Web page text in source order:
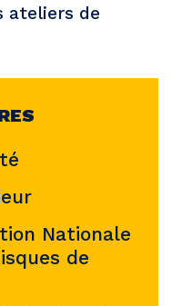
ateliers de
Nationale
de